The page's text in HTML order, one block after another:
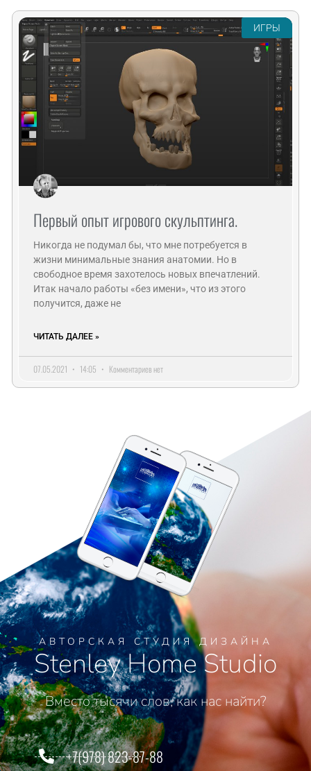
ИГРЫ
Первый опыт игрового скульптинга.
Никогда не подумал бы, что мне потребуется в
жизни минимальные знания анатомии. Но в
свободное время захотелось новых впечатлений.
Итак начало работы «без имени», что из этого
получится, даже не
ЧИТАТЬ ДАЛЕЕ »
07.05.2021 14:05 Комментариев нет
АВТОРСКАЯ СТУДИЯ ДИЗАЙНА
Stenley Home Studio
Вместо тысячи слов, как нас найти?
+7(978) 823-87-88